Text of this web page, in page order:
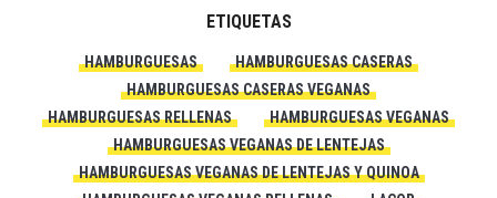
ETIQUETAS
HAMBURGUESAS
HAMBURGUESAS CASERAS
HAMBURGUESAS CASERAS VEGANAS
HAMBURGUESAS RELLENAS
HAMBURGUESAS VEGANAS
HAMBURGUESAS VEGANAS DE LENTEJAS
HAMBURGUESAS VEGANAS DE LENTEJAS Y QUINOA